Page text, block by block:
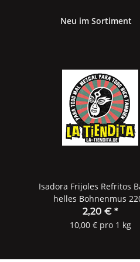
Neu im Sortiment
Isadora Frijoles Refritos
helles Bohnenmus
2,20 € *
10,00 € pro 1 kg